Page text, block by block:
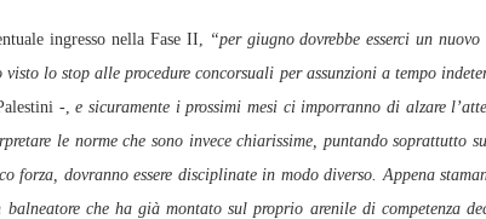
ingresso nella Fase II, “per giugno dovrebbe esserci un
lo stop alle procedure concorsuali per assunzioni a tempo
-, e sicuramente i prossimi mesi ci imporranno di alzare
le norme che sono invece chiarissime, puntando soprattutto
forza, dovranno essere disciplinate in modo diverso. Appena
balneatore che ha già montato sul proprio arenile di competenza